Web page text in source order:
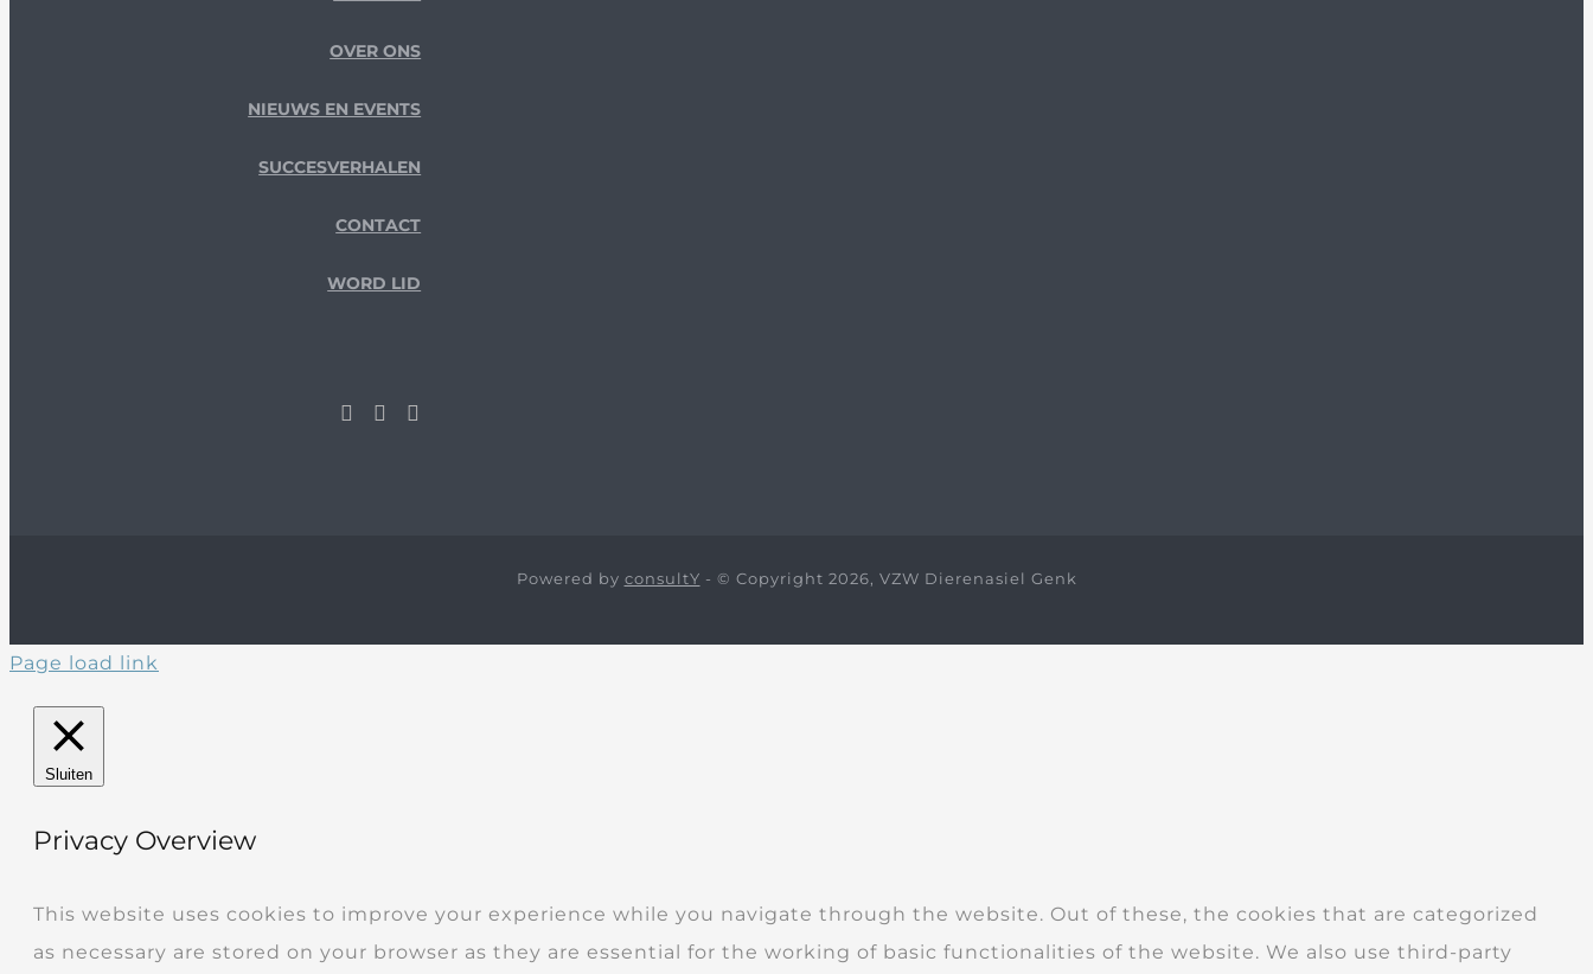
OVER ONS
NIEUWS EN EVENTS
SUCCESVERHALEN
CONTACT
WORD LID
Powered by consultY - © Copyright 2026, VZW Dierenasiel Genk
Page load link
Sluiten
Privacy Overview
This website uses cookies to improve your experience while you navigate through the website. Out of these, the cookies that are categorized
as necessary are stored on your browser as they are essential for the working of basic functionalities of the website. We also use third-party